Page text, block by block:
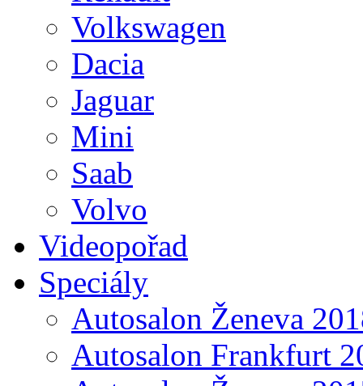
Volkswagen
Dacia
Jaguar
Mini
Saab
Volvo
Videopořad
Speciály
Autosalon Ženeva
Autosalon Frankfurt